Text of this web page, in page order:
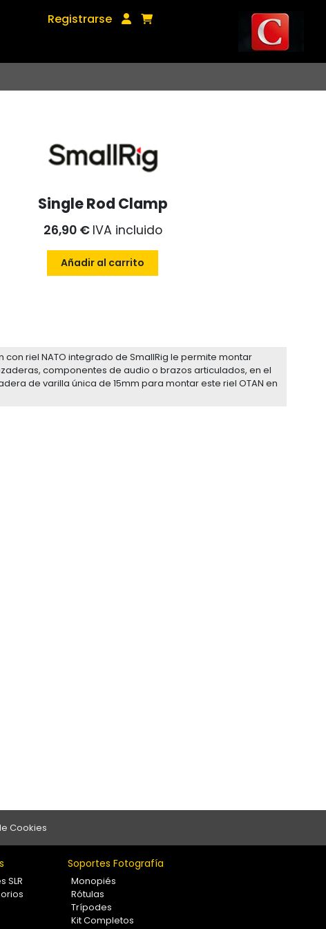
Registrarse
Single Rod Clamp
26,90 € IVA incluido
Añadir al carrito
riel NATO integrado de SmallRig le permite montar
componentes de audio o brazos articulados, en el
de varilla única de 15mm para montar este riel OTAN en
Cookies
SLR
Soportes Fotografía
Monopiés
Rótulas
Trípodes
Kit Completos